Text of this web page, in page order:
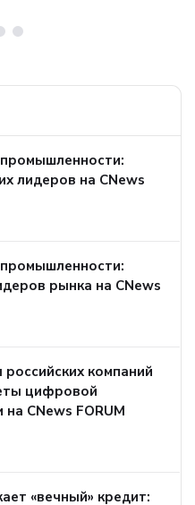
лидеров на CNews
рынка на CNews
компаний
цифровой
CNews FORUM
«вечный» кредит: